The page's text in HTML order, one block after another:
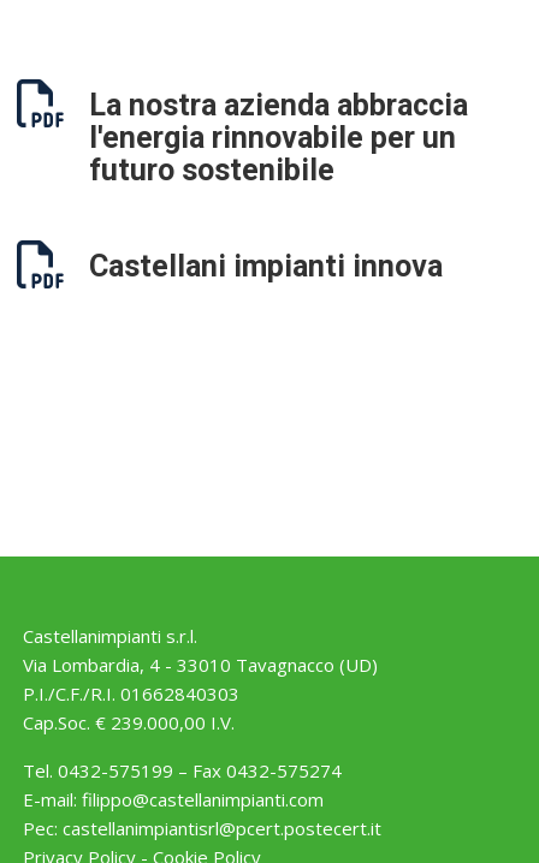
La nostra azienda abbraccia
l'energia rinnovabile per un
futuro sostenibile
Castellani impianti innova
Castellanimpianti s.r.l.
Via Lombardia, 4 - 33010 Tavagnacco (UD)
P.I./C.F./R.I. 01662840303
Cap.Soc. € 239.000,00 I.V.
Tel. 0432-575199 – Fax 0432-575274
E-mail:filippo@castellanimpianti.com
Pec:castellanimpiantisrl@pcert.postecert.it
Privacy Policy -Cookie Policy